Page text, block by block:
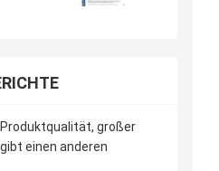
großer
einen anderen